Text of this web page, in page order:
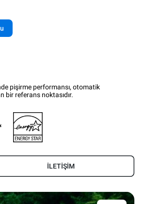
pişirme performansı, otomatik
bir referans noktasıdır.
İLETİŞİM